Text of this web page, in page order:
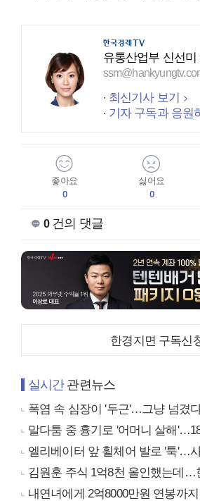
유통산업부 신선미
최신기사 보기
기자 구독과 응원
좋아요
0
싫어요
0
0건의 댓글
한경지면 구독신
실시간관련뉴스
폭염 속 심장이 '두근'…그냥 넘겼
말다툼 중 흉기로 '어머니 살해
엘리베이터 앞 휠체어 발로 '툭'…
김원훈 주식 1억8천 올인했는데…
내연녀에게 2억8000만원 연봉까